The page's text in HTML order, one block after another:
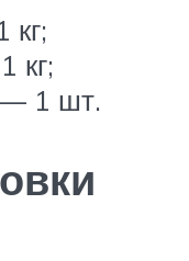
кг;
— 1 шт.